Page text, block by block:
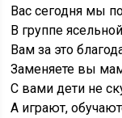
Вас сегодня мы
В группе
Вам за это
Заменяете вы
С вами дети не
А играют,